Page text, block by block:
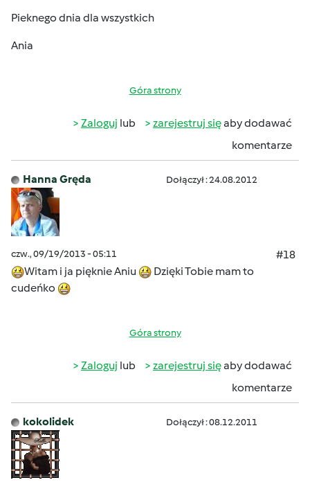
Pieknego dnia dla wszystkich
Ania
Góra strony
Zaloguj lub zarejestruj sięaby dodawać
komentarze
Hanna Gręda Dołączył : 24.08.2012
czw., 09/19/2013 - 05:11
#18
Witam i ja pięknie Aniu
Dzięki Tobie mam to
cudeńko
Góra strony
Zaloguj lub zarejestruj sięaby dodawać
komentarze
kokolidek Dołączył : 08.12.2011